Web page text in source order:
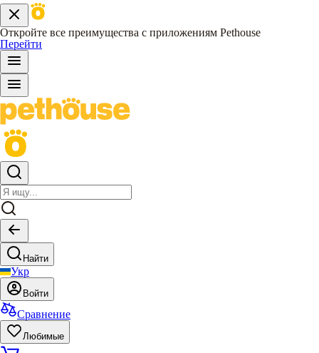
Откройте все преимущества с приложениям Pethouse
Перейти
Найти
Укр
Войти
Сравнение
Любимые